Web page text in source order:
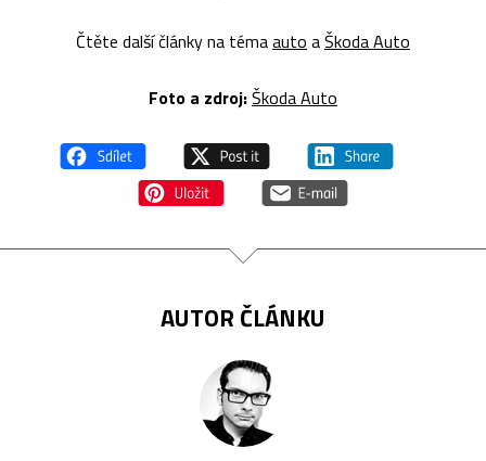
Čtěte další články na témaauto aŠkoda Auto
Foto a zdroj:Škoda Auto
AUTOR ČLÁNKU